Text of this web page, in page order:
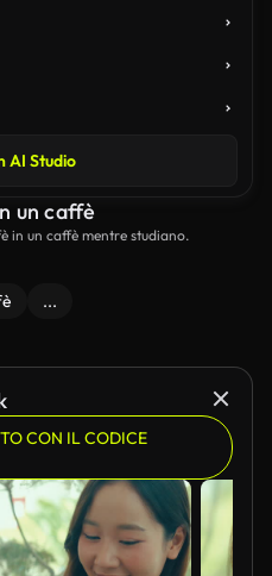
AI Studio
un caffè
in un caffè mentre studiano.
...
CON IL CODICE